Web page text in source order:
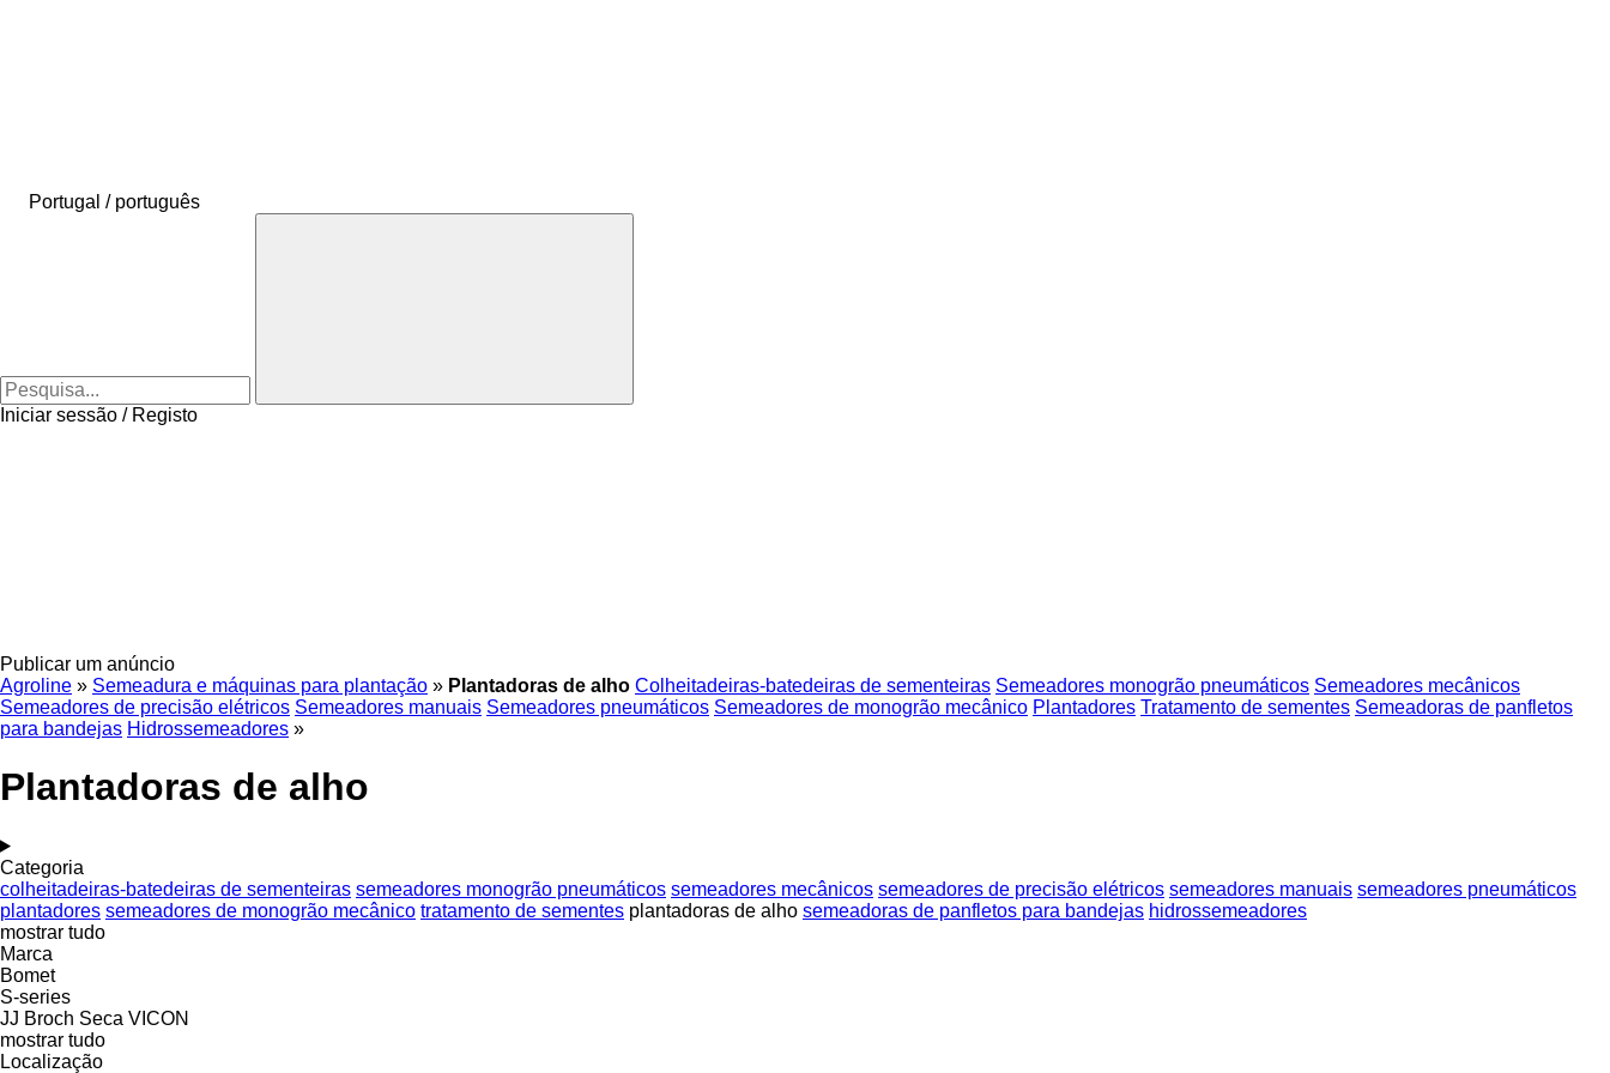
Portugal / português
Iniciar sessão / Registo
Publicar um anúncio
Agroline » Semeadura e máquinas para plantação » Plantadoras de alho Colheitadeiras-batedeiras de sementeiras Semeadores monogrão pneumáticos Semeadores mecânicos
Semeadores de precisão elétricos Semeadores manuais Semeadores pneumáticos Semeadores de monogrão mecânico Plantadores Tratamento de sementes Semeadoras de panfletos
para bandejas Hidrossemeadores »
Plantadoras de alho
Categoria
colheitadeiras-batedeiras de sementeiras semeadores monogrão pneumáticos semeadores mecânicos semeadores de precisão elétricos semeadores manuais semeadores pneumáticos
plantadores semeadores de monogrão mecânico tratamento de sementes plantadoras de alho semeadoras de panfletos para bandejas hidrossemeadores
mostrar tudo
Marca
Bomet
S-series
JJ Broch Seca VICON
mostrar tudo
Localização